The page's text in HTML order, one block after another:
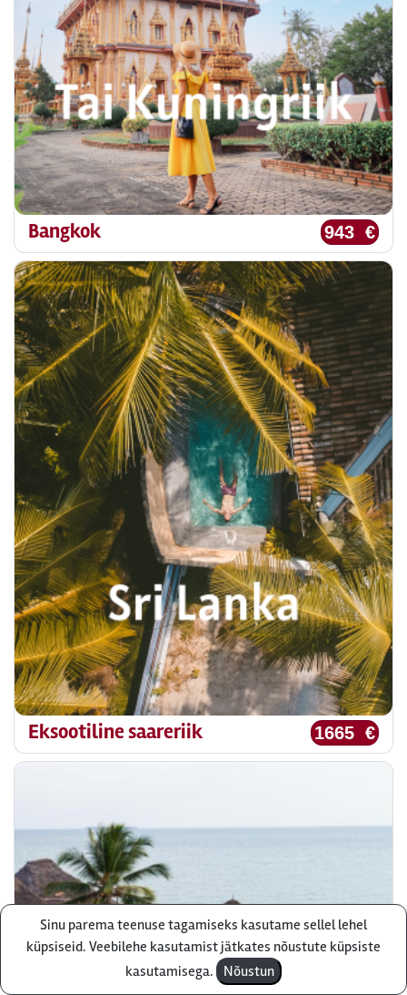
943 €
Bangkok
1665 €
Eksootiline saareriik
Küsi pakkumist
Sinu parema teenuse tagamiseks kasutame sellel lehel
küpsiseid. Veebilehe kasutamist jätkates nõustute küpsiste
kasutamisega.
Nõustun